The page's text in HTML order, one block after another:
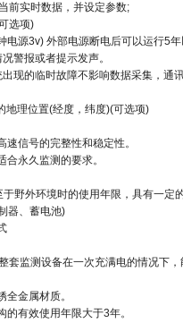
前实时数据，并设定参数;
选项)
电源3v) 外部电源断电后可以运行5
警报或者提示发声。
现的临时故障不影响数据采集，通
地理位置(经度，纬度)(可选项)
信号的完整性和稳定性。
永久监测的要求。
于野外环境时的使用年限，具有一定
器、蓄电池)
套监测设备在一次充满电的情况下
金属材质。
的有效使用年限大于3年。